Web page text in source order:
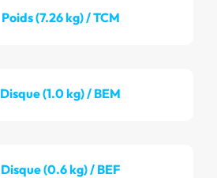
Poids (7.26 kg) / TCM
Disque (1.0 kg) / BEM
Disque (0.6 kg) / BEF